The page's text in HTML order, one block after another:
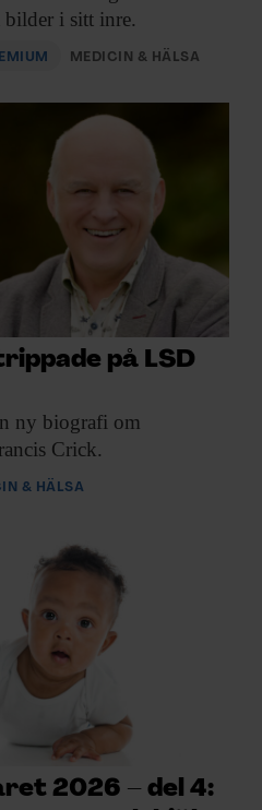
bilder i sitt inre.
MEDICIN & HÄLSA
på LSD
ny biografi om
Crick.
& HÄLSA
2026 – del 4: